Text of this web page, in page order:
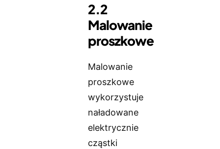
2.2
Malowanie
proszkowe
Malowanie
proszkowe
wykorzystuje
naładowane
elektrycznie
cząstki